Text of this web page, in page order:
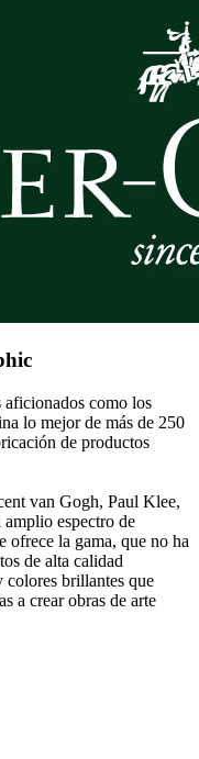
como los
lo mejor de más de 250
de productos
van Gogh, Paul Klee,
espectro de
ofrece la gama, que no ha
de alta calidad
colores brillantes que
a crear obras de arte